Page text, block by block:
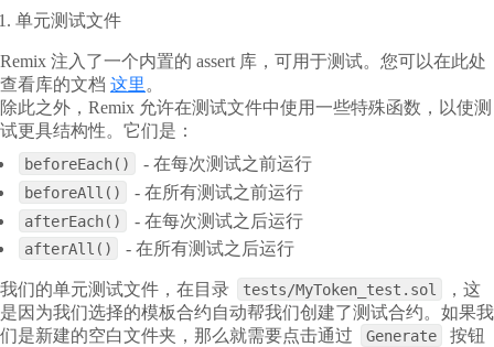
单元测试文件
Remix 注入了一个内置的 assert 库，可用于测试。您可以在此处
查看库的文档 这里 。
除此之外，Remix 允许在测试文件中使用一些特殊函数，以使测
试更具结构性。它们是：
beforeEach() - 在每次测试之前运行
beforeAll() - 在所有测试之前运行
afterEach() - 在每次测试之后运行
afterAll() - 在所有测试之后运行
我们的单元测试文件，在目录 tests/MyToken_test.sol
，这
是因为我们选择的模板合约自动帮我们创建了测试合约。如果我
们是新建的空白文件夹，那么就需要点击通过
Generate
按钮